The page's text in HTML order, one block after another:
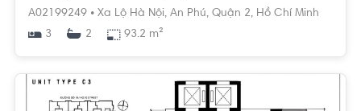
A02199249 • Xa Lộ Hà Nội, An Phú, Quận 2, Hồ Chí Minh
3
2 93.2 m²